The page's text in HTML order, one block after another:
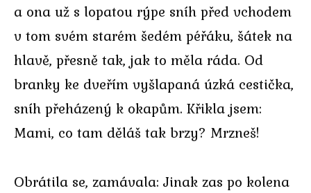
a ona už s lopatou rýpe sníh před vchodem
v tom svém starém šedém péřáku, šátek na
hlavě, přesně tak, jak to měla ráda. Od
branky ke dveřím vyšlapaná úzká cestička,
sníh přeházený k okapům. Křikla jsem:
Mami, co tam děláš tak brzy? Mrzneš!
Obrátila se, zamávala: Jinak zas po kolena